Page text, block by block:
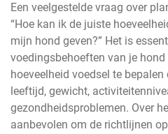
Een veelgestelde vraag over
“Hoe kan ik de juiste
mijn hond geven?” Het is
voedingsbehoeften van je
hoeveelheid voedsel te
leeftijd, gewicht,
gezondheidsproblemen. Over
aanbevolen om de richtlijnen